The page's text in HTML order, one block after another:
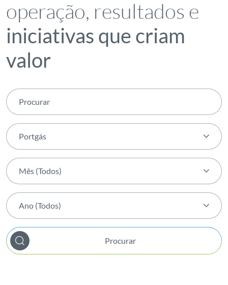
operação, resultados e
iniciativas que criam
valor
Portgás
Tema (Todos)
Ambiente
Apresentação de Resultados
Atividade
Mês (Todos)
Mês (Todos)
Fevereiro
Março
Ano (Todos)
Ano (Todos)
2026
Procurar